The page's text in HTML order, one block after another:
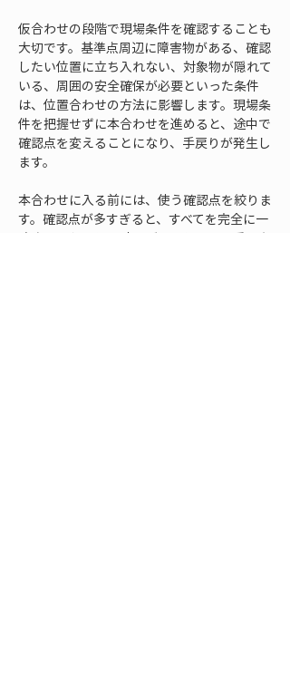
仮合わせの段階で現場条件を確認することも
大切です。基準点周辺に障害物がある、確認
したい位置に立ち入れない、対象物が隠れて
いる、周囲の安全確保が必要といった条件
は、位置合わせの方法に影響します。現場条
件を把握せずに本合わせを進めると、途中で
確認点を変えることになり、手戻りが発生し
ます。
本合わせに入る前には、使う確認点を絞りま
す。確認点が多すぎると、すべてを完全に一
致させようとして時間がかかります。重要な